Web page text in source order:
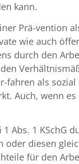
kann.
Prä-vention
wie auch
durch den
fahren als
Auch, wenn
Abs. 1 KSchG
diesen
für den